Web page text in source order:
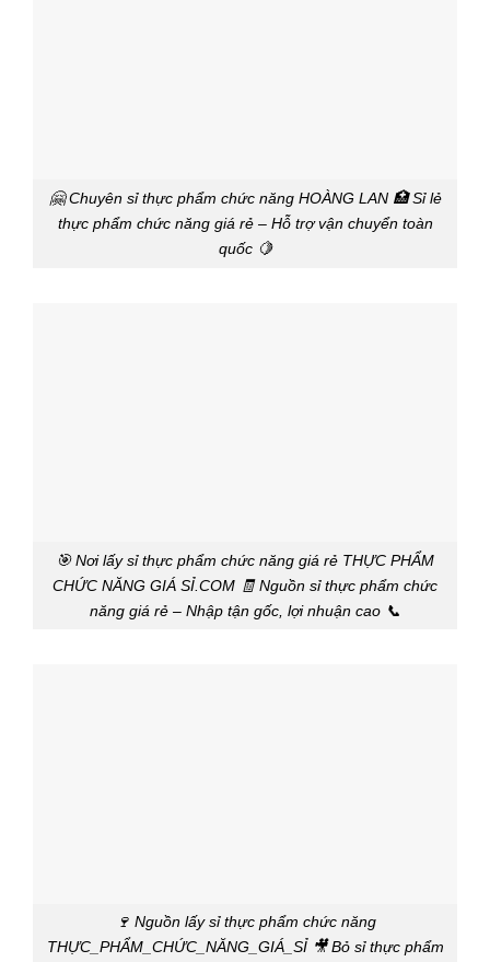
🤗 Chuyên sỉ thực phẩm chức năng HOÀNG LAN 🏥 Sỉ lẻ
thực phẩm chức năng giá rẻ – Hỗ trợ vận chuyển toàn
quốc 🍋
🎯 Nơi lấy sỉ thực phẩm chức năng giá rẻ THỰC PHẨM
CHỨC NĂNG GIÁ SỈ.COM 🧾 Nguồn sỉ thực phẩm chức
năng giá rẻ – Nhập tận gốc, lợi nhuận cao 📞
🍷 Nguồn lấy sỉ thực phẩm chức năng
THỰC_PHẨM_CHỨC_NĂNG_GIÁ_SỈ 🎥 Bỏ sỉ thực phẩm